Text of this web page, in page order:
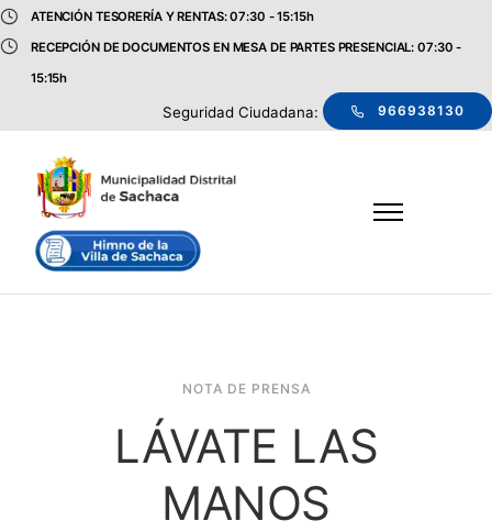
ATENCIÓN TESORERÍA Y RENTAS: 07:30 - 15:15h
RECEPCIÓN DE DOCUMENTOS EN MESA DE PARTES PRESENCIAL: 07:30 -
15:15h
Seguridad Ciudadana: 966938130
NOTA DE PRENSA
LÁVATE LAS
MANOS